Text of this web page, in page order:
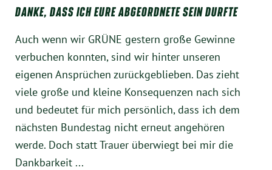
DANKE, DASS ICH EURE ABGEORDNETE SEIN DURFTE
Auch wenn wir GRÜNE gestern große Gewinne
verbuchen konnten, sind wir hinter unseren
eigenen Ansprüchen zurückgeblieben. Das zieht
viele große und kleine Konsequenzen nach sich
und bedeutet für mich persönlich, dass ich dem
nächsten Bundestag nicht erneut angehören
werde. Doch statt Trauer überwiegt bei mir die
Dankbarkeit ...